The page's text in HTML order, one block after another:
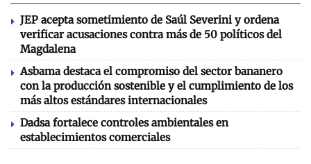
JEP acepta sometimiento de Saúl Severini y ordena
verificar acusaciones contra más de 50 políticos del
Magdalena
Asbama destaca el compromiso del sector bananero
con la producción sostenible y el cumplimiento de los
más altos estándares internacionales
Dadsa fortalece controles ambientales en
establecimientos comerciales